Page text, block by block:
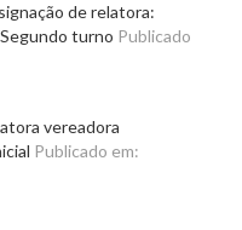
de relatora:
turno Publicado
vereadora
Publicado em: